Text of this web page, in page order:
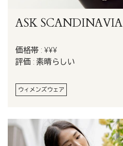
ASK SCANDINAVIA
価格帯 : ¥¥¥
評価 : 素晴らしい
ウィメンズウェア